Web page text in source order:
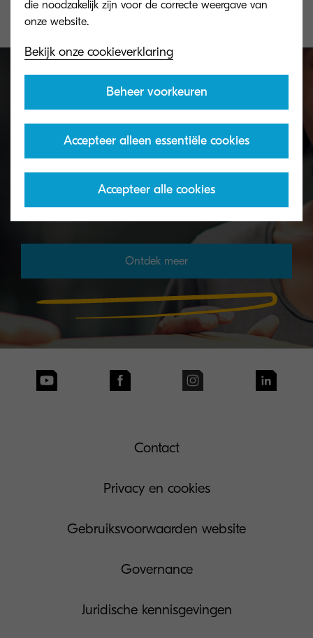
Toner recycling programma
Met het tonerrecyclageprogramma van KYOCERA
kunnen organisaties toners op verschillende
manieren retourneren.
Ontdek meer
Contact
Privacy en cookies
Gebruiksvoorwaarden website
Governance
Juridische kennisgevingen
die noodzakelijk zijn voor de correcte weergave van
Bekijk onze cookieverklaring
Beheer voorkeuren
Accepteer alleen essentiële cookies
Accepteer alle cookies